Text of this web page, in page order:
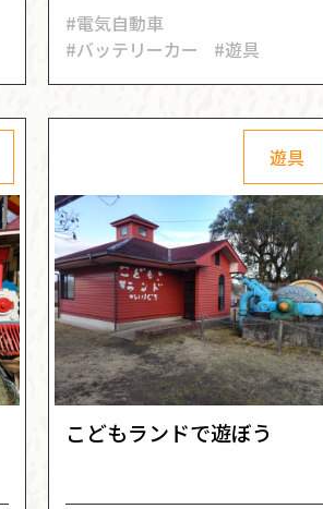
#電気自動車
#バッテリーカー
#遊具
遊具
こどもランドで遊ぼう